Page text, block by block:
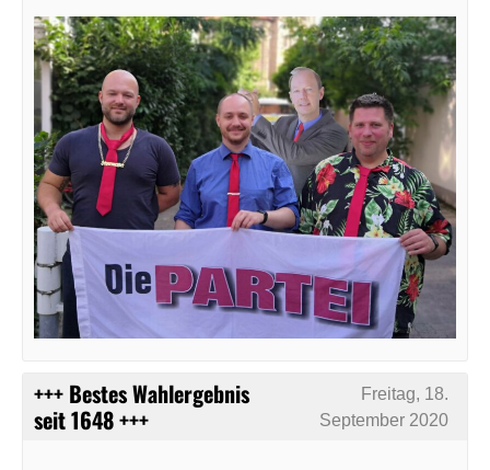
+++ Bestes Wahlergebnis
seit 1648 +++
Freitag, 18.
September 2020